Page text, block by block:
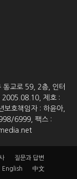
동교로 59, 2층, 인터
2005.08.10, 제호 :
보호책임자 : 하윤아,
6999, 팩스 :
질문과 답변
English
中文